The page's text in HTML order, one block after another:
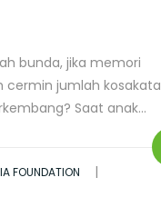
bunda, jika memori
cermin jumlah kosakata
Saat anak…
FOUNDATION |